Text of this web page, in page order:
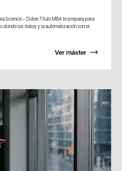
Science – Doble Título MBA te prepara para
donde los datos y la automatización son el
Ver máster